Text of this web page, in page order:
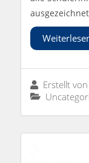
Erstellt von